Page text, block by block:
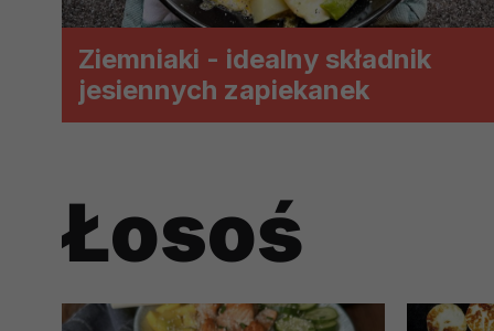
Ziemniaki - idealny składnik
jesiennych zapiekanek
Łosoś
Przetwarzamy te dane w celach,
dopasować treści stron i ich
przeprowadzania konkursów z
zapewnić Ci większe
Komu możemy przekazać dane?
Zgodnie z obowiązującym
obowiązującego prawa np.